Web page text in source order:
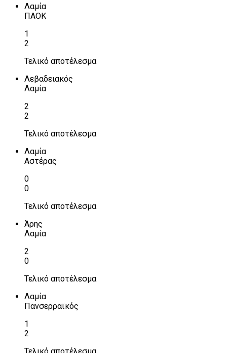
Λαμία
ΠΑΟΚ
1
2
Τελικό αποτέλεσμα
Λεβαδειακός
Λαμία
2
2
Τελικό αποτέλεσμα
Λαμία
Αστέρας
0
0
Τελικό αποτέλεσμα
Άρης
Λαμία
2
0
Τελικό αποτέλεσμα
Λαμία
Πανσερραϊκός
1
2